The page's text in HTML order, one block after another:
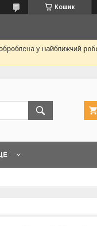
Кошик
у найближчий